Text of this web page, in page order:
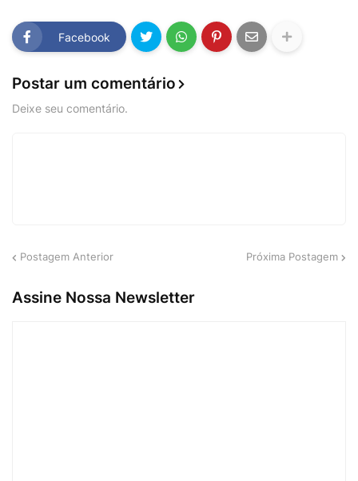
Facebook
Postar um comentário
Deixe seu comentário.
Postagem Anterior Próxima Postagem
Assine Nossa Newsletter